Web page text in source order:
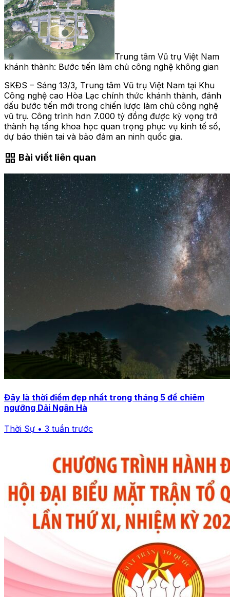
Trung tâm Vũ trụ Việt Nam
khánh thành: Bước tiến làm chủ công nghệ không gian
SKĐS – Sáng 13/3, Trung tâm Vũ trụ Việt Nam tại Khu
Công nghệ cao Hòa Lạc chính thức khánh thành, đánh
dấu bước tiến mới trong chiến lược làm chủ công nghệ
vũ trụ. Công trình hơn 7.000 tỷ đồng được kỳ vọng trở
thành hạ tầng khoa học quan trọng phục vụ kinh tế số,
dự báo thiên tai và bảo đảm an ninh quốc gia.
grid_view Bài viết liên quan
Đây là thời điểm đẹp nhất trong tháng 5 để chiêm
ngưỡng Dải Ngân Hà
Thời Sự • 3 tuần trước